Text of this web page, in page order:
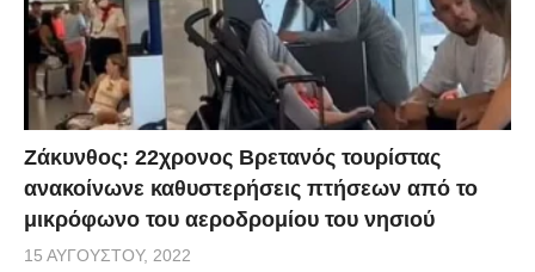
Ζάκυνθος: 22χρονος Βρετανός τουρίστας
ανακοίνωνε καθυστερήσεις πτήσεων από το
μικρόφωνο του αεροδρομίου του νησιού
15 ΑΥΓΟΎΣΤΟΥ, 2022